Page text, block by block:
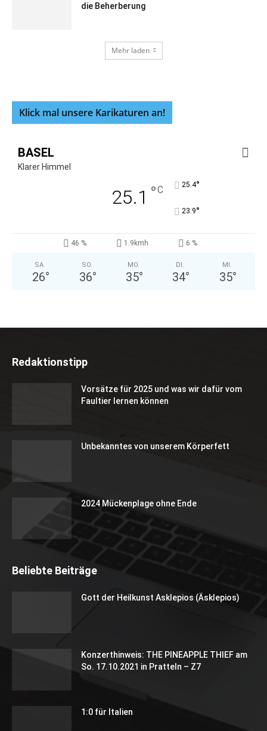
die Beherberung
Mehr laden
Klick mal unsere Karikaturen an!
BASEL
Klarer Himmel
25.1 °C 25.4°
23.9°
46 % 1.9kmh 6 %
SA.
26°
SO.
36°
MO.
35°
DI.
34°
MI.
35°
Redaktionstipp
Vorsätze für 2025 und was wir dafür vom
Faultier lernen können
Unbekanntes von unserem Körperfett
2024 Mückenplage ohne Ende
Beliebte Beiträge
Gott der Heilkunst Asklepios (Äsklepios)
Konzerthinweis: THE PINEAPPLE THIEF am
So. 17.10.2021 in Pratteln – Z7
1:0 für Italien